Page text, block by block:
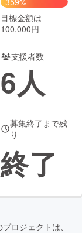
Creation
ミュニティ
目標金額は
100,000円
支援者数
6人
募集終了まで残
り
終了
プロジェクトは、